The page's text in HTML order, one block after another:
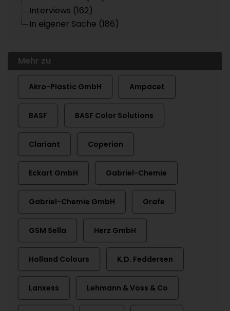
Interviews (162)
In eigener Sache (186)
Mehr zu
Akro-Plastic GmbH Ampacet
BASF BASF Color Solutions
Clariant Coperion
Eckart GmbH Gabriel-Chemie
Gabriel-Chemie GmbH Grafe
GSM Sella Herz GmbH
Holland Colours K.D. Feddersen
Lanxess Lehmann & Voss & Co